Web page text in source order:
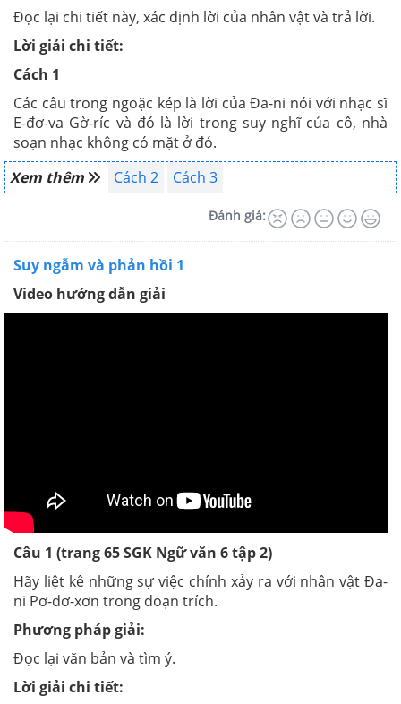
Đọc lại chi tiết này, xác định lời của nhân vật và trả lời.
Lời giải chi tiết:
Cách 1
Các câu trong ngoặc kép là lời của Đa-ni nói với nhạc sĩ
E-đơ-va Gờ-ríc và đó là lời trong suy nghĩ của cô, nhà
soạn nhạc không có mặt ở đó.
Xem thêm
Cách 2 Cách 3
Đánh giá:
Suy ngẫm và phản hồi 1
Video hướng dẫn giải
Câu 1 (trang 65 SGK Ngữ văn 6 tập 2)
Hãy liệt kê những sự việc chính xảy ra với nhân vật Đa-
ni Pơ-đơ-xơn trong đoạn trích.
Phương pháp giải:
Đọc lại văn bản và tìm ý.
Lời giải chi tiết: